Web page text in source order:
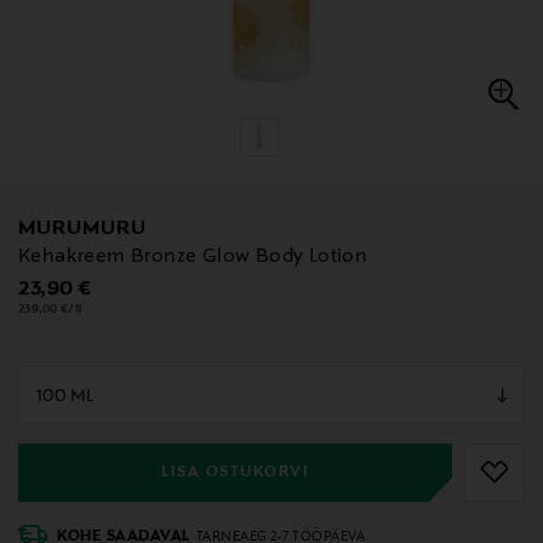
MURUMURU
Kehakreem Bronze Glow Body Lotion
Original Price
23,90 €
239,00 €/1l
LISA OSTUKORVI
KOHE SAADAVAL TARNEAEG 2-7 TÖÖPÄEVA